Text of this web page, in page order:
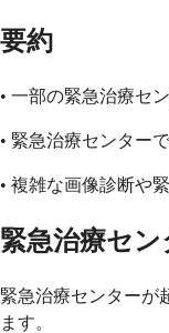
要約
• 一部の緊急治療セ
• 緊急治療センター
• 複雑な画像診断や
緊急治療セ
緊急治療センターが
ます。